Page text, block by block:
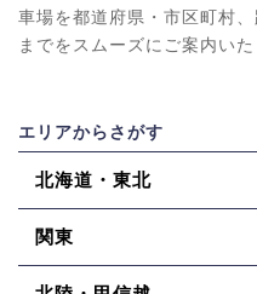
車場を都道府県・市区町村
までをスムーズにご案内いた
エリアからさがす
北海道・東北
関東